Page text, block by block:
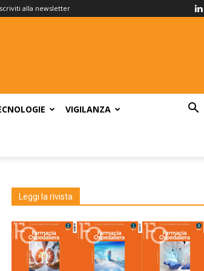
alla newsletter
VIGILANZA
Leggi la rivista